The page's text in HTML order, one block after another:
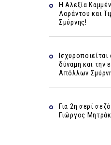
Η Αλεξία
Λοράντου και
Σμύρνης!
δύναμη και την
Απόλλων
Για 2η σερί
Γιώργος